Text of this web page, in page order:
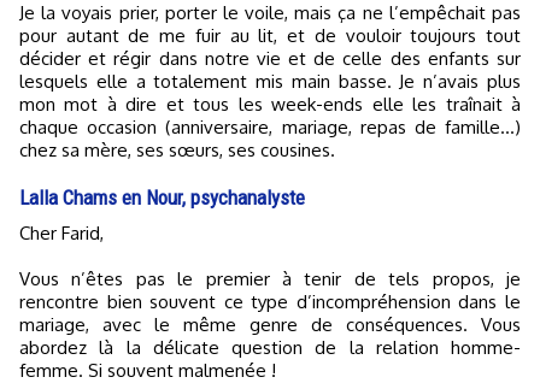
Je la voyais prier, porter le voile, mais ça ne l’empêchait pas
pour autant de me fuir au lit, et de vouloir toujours tout
décider et régir dans notre vie et de celle des enfants sur
lesquels elle a totalement mis main basse. Je n’avais plus
mon mot à dire et tous les week-ends elle les traînait à
chaque occasion (anniversaire, mariage, repas de famille...)
chez sa mère, ses sœurs, ses cousines.
Lalla Chams en Nour, psychanalyste
Cher Farid,
Vous n’êtes pas le premier à tenir de tels propos, je
rencontre bien souvent ce type d’incompréhension dans le
mariage, avec le même genre de conséquences. Vous
abordez là la délicate question de la relation homme-
femme. Si souvent malmenée !